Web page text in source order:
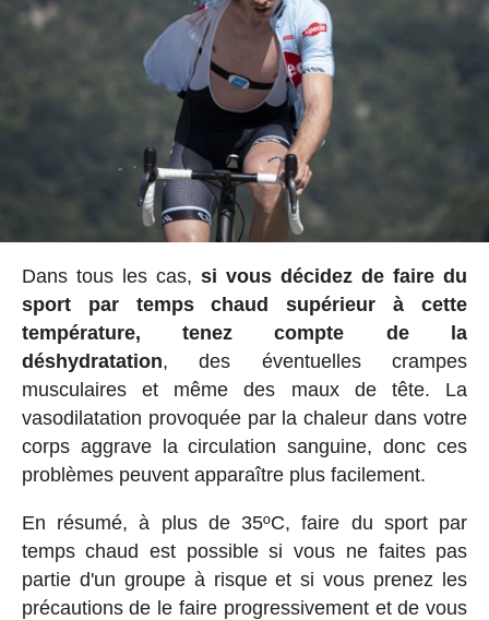
Dans tous les cas, si vous décidez de faire du
sport par temps chaud supérieur à cette
température, tenez compte de la
déshydratation, des éventuelles crampes
musculaires et même des maux de tête. La
vasodilatation provoquée par la chaleur dans votre
corps aggrave la circulation sanguine, donc ces
problèmes peuvent apparaître plus facilement.
En résumé, à plus de 35ºC, faire du sport par
temps chaud est possible si vous ne faites pas
partie d'un groupe à risque et si vous prenez les
précautions de le faire progressivement et de vous